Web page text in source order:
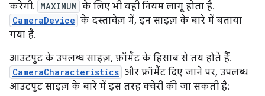
करेगी. MAXIMUM के लिए भी यही नियम लागू होता है.
CameraDevice के दस्तावेज़ में, इन साइज़ के बारे में बताया
गया है.
आउटपुट के उपलब्ध साइज़, फ़ॉर्मैट के हिसाब से तय होते हैं.
CameraCharacteristics और फ़ॉर्मैट दिए जाने पर, उपलब्ध
आउटपुट साइज़ के बारे में इस तरह क्वेरी की जा सकती है: